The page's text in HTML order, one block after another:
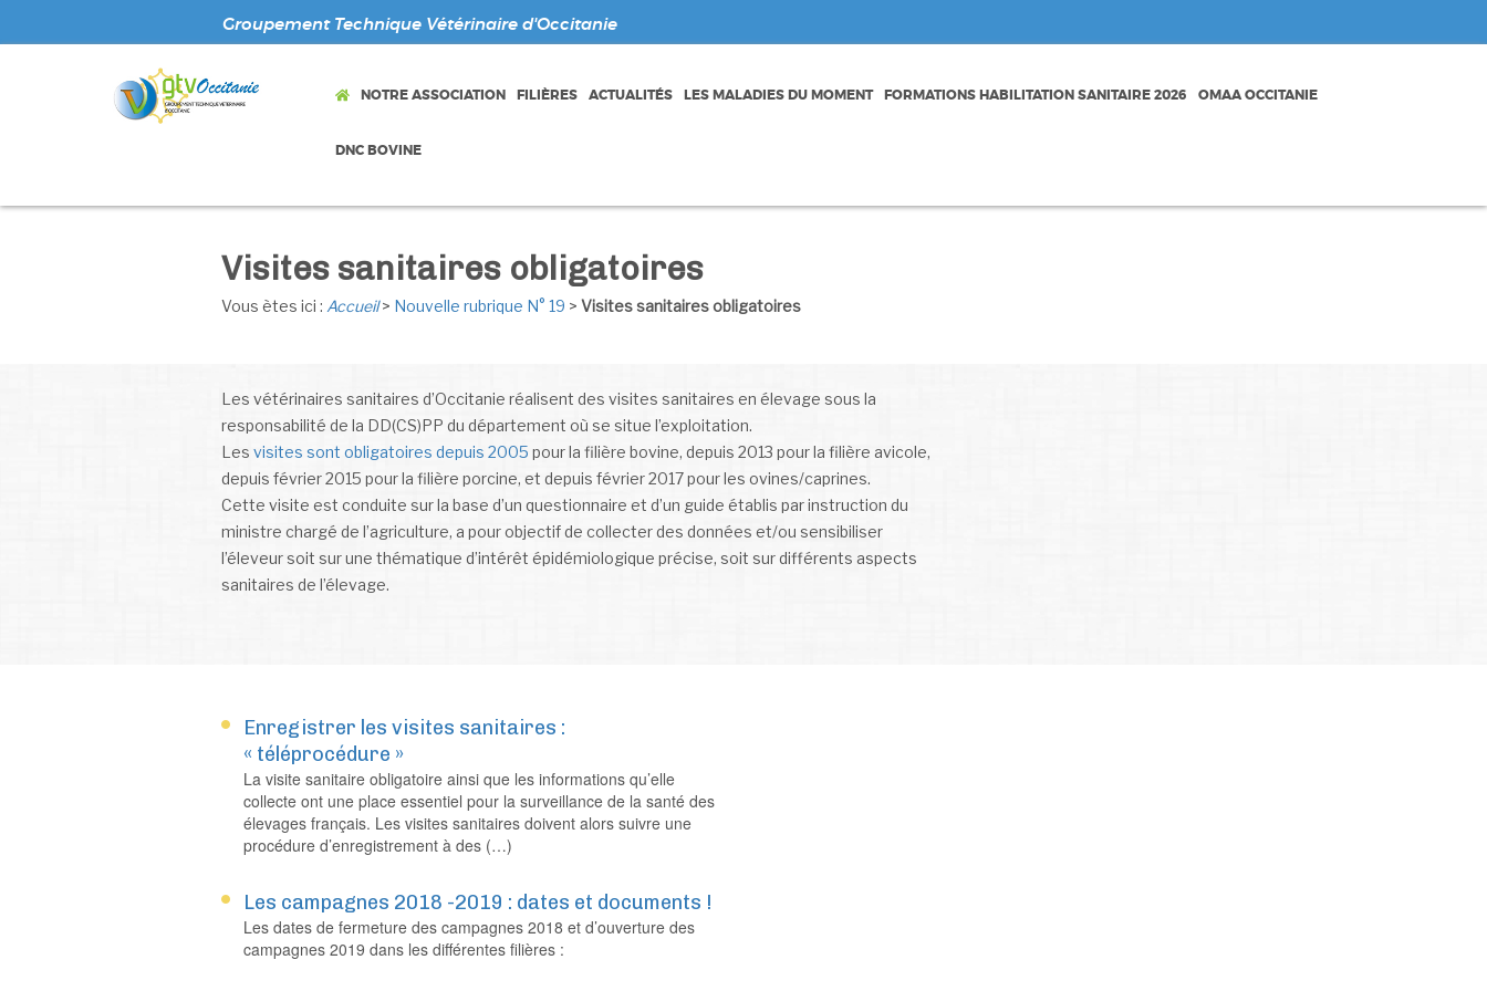
Groupement Technique Vétérinaire d'Occitanie
NOTRE ASSOCIATION FILIÈRES ACTUALITÉS LES MALADIES DU MOMENT FORMATIONS HABILITATION SANITAIRE 2026 OMAA OCCITANIE
DNC BOVINE
Visites sanitaires obligatoires
Vous ètes ici : Accueil> Nouvelle rubrique N° 19 > Visites sanitaires obligatoires
Les vétérinaires sanitaires d’Occitanie réalisent des visites sanitaires en élevage sous la
responsabilité de la DD(CS)PP du département où se situe l’exploitation.
Les visites sont obligatoires depuis 2005 pour la filière bovine, depuis 2013 pour la filière avicole,
depuis février 2015 pour la filière porcine, et depuis février 2017 pour les ovines/caprines.
Cette visite est conduite sur la base d’un questionnaire et d’un guide établis par instruction du
ministre chargé de l’agriculture, a pour objectif de collecter des données et/ou sensibiliser
l’éleveur soit sur une thématique d’intérêt épidémiologique précise, soit sur différents aspects
sanitaires de l’élevage.
Enregistrer les visites sanitaires :
« téléprocédure »
La visite sanitaire obligatoire ainsi que les informations qu’elle
collecte ont une place essentiel pour la surveillance de la santé des
élevages français. Les visites sanitaires doivent alors suivre une
procédure d’enregistrement à des (…)
Les campagnes 2018 -2019 : dates et documents !
Les dates de fermeture des campagnes 2018 et d’ouverture des
campagnes 2019 dans les différentes filières :